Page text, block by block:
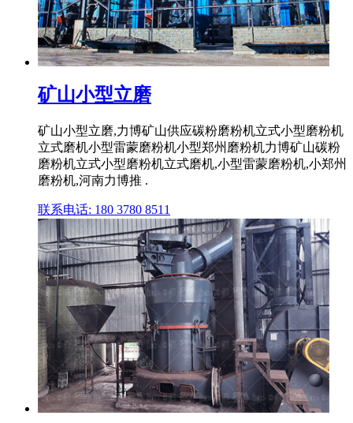
矿山小型立磨
矿山小型立磨,力博矿山供应碳粉磨粉机立式小型磨粉机
立式磨机小型雷蒙磨粉机小型郑州磨粉机力博矿山碳粉
磨粉机立式小型磨粉机立式磨机,小型雷蒙磨粉机,小郑州
磨粉机,河南力博推 .
联系电话: 180 3780 8511